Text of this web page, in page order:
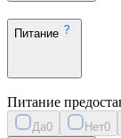
Питание
Питание
Да0 Нет0